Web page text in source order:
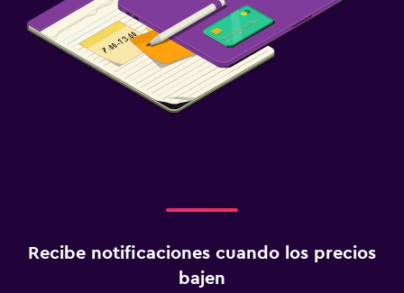
Recibe notificaciones cuando los precios
bajen